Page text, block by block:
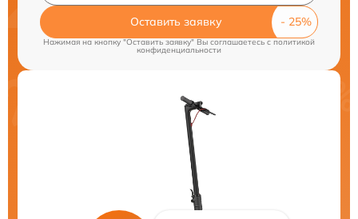
Оставить заявку
Нажимая на кнопку "Оставить заявку" Вы соглашаетесь cполитикой
конфиденциальности